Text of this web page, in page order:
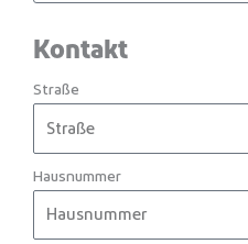
Kontakt
Straße
Hausnummer